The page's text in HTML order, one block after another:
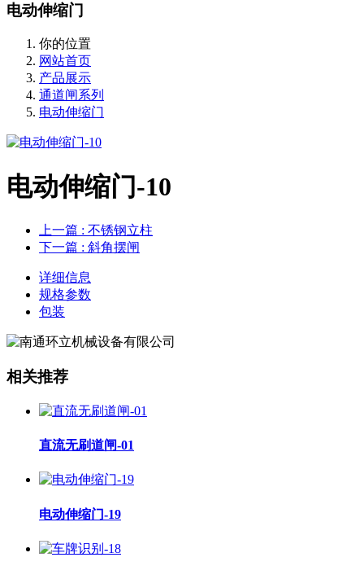
电动伸缩门
你的位置
网站首页
产品展示
通道闸系列
电动伸缩门
电动伸缩门-10
上一篇 : 不锈钢立柱
下一篇 : 斜角摆闸
详细信息
规格参数
包装
相关推荐
直流无刷道闸-01
电动伸缩门-19